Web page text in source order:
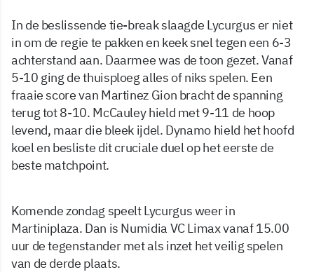
In de beslissende tie-break slaagde Lycurgus er niet
in om de regie te pakken en keek snel tegen een 6-3
achterstand aan. Daarmee was de toon gezet. Vanaf
5-10 ging de thuisploeg alles of niks spelen. Een
fraaie score van Martinez Gion bracht de spanning
terug tot 8-10. McCauley hield met 9-11 de hoop
levend, maar die bleek ijdel. Dynamo hield het hoofd
koel en besliste dit cruciale duel op het eerste de
beste matchpoint.
Komende zondag speelt Lycurgus weer in
Martiniplaza. Dan is Numidia VC Limax vanaf 15.00
uur de tegenstander met als inzet het veilig spelen
van de derde plaats.